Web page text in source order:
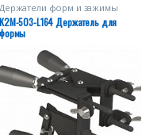
Держатели форм и зажимы
К2М-503-L164 Держатель для
формы